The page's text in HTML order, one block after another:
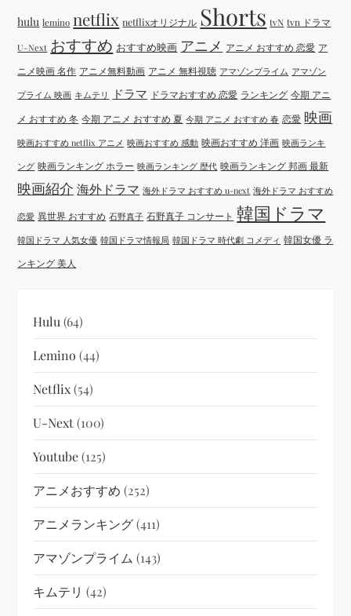
hulu lemino netflix netflixオリジナル Shorts tvN tvn ドラマ
U-Next おすすめ おすすめ映画 アニメ アニメ おすすめ 恋愛 ア
ニメ映画 名作 アニメ無料動画 アニメ 無料視聴 アマゾンプライム アマゾン
プライム 映画 キムテリ ドラマ ドラマおすすめ 恋愛 ランキング 今期 アニ
メ おすすめ 冬 今期 アニメ おすすめ 夏 今期 アニメ おすすめ 春 恋愛 映画
映画おすすめ netflix アニメ 映画おすすめ 感動 映画おすすめ 洋画 映画ランキ
ング 映画ランキング ホラー 映画ランキング 歴代 映画ランキング 邦画 最新
映画紹介 海外ドラマ 海外ドラマ おすすめ u-next 海外ドラマ おすすめ
恋愛 異世界 おすすめ 石野真子 石野真子 コンサート 韓国ドラマ
韓国ドラマ 人気女優 韓国ドラマ情報局 韓国ドラマ 時代劇 コメディ 韓国女優 ラ
ンキング 美人
Hulu (64)
Lemino (44)
Netflix(54)
U-Next(100)
Youtube(125)
アニメおすすめ (252)
アニメランキング(411)
アマゾンプライム (143)
キムテリ (42)